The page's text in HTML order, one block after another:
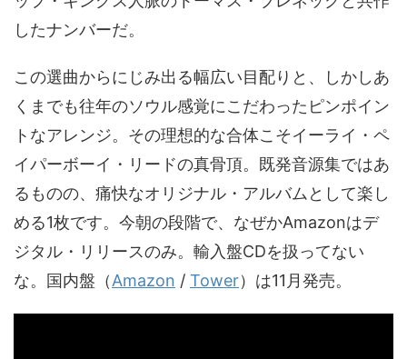
したナンバーだ。
この選曲からにじみ出る幅広い目配りと、しかしあ
くまでも往年のソウル感覚にこだわったピンポイン
トなアレンジ。その理想的な合体こそイーライ・ペ
イパーボーイ・リードの真骨頂。既発音源集ではあ
るものの、痛快なオリジナル・アルバムとして楽し
める1枚です。今朝の段階で、なぜかAmazonはデ
ジタル・リリースのみ。輸入盤CDを扱ってない
な。国内盤（Amazon / Tower）は11月発売。